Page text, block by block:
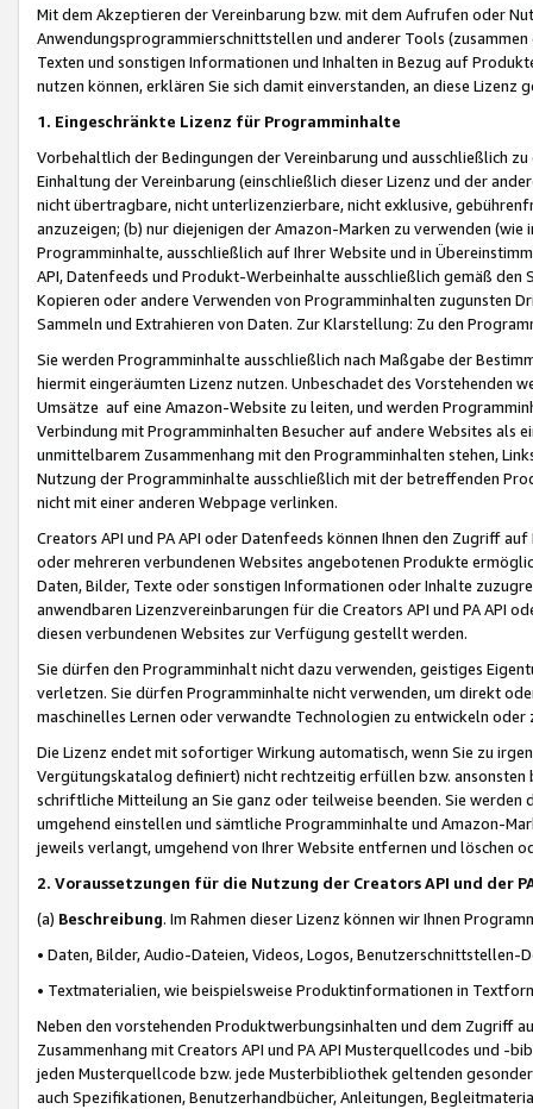
Mit dem Akzeptieren der Vereinbarung bzw. mit dem Aufrufen oder
Anwendungsprogrammierschnittstellen und anderer Tools (zusammen
Texten und sonstigen Informationen und Inhalten in Bezug auf
nutzen können, erklären Sie sich damit einverstanden, an diese Lizenz
1. Eingeschränkte Lizenz für Programminhalte
Vorbehaltlich der Bedingungen der Vereinbarung und ausschließlich
Einhaltung der Vereinbarung (einschließlich dieser Lizenz und der
nicht übertragbare, nicht unterlizenzierbare, nicht exklusive,
anzuzeigen; (b) nur diejenigen der Amazon-Marken zu verwenden
Programminhalte, ausschließlich auf Ihrer Website und in
API, Datenfeeds und Produkt-Werbeinhalte ausschließlich gemäß
Kopieren oder andere Verwenden von Programminhalten zugunsten
Sammeln und Extrahieren von Daten. Zur Klarstellung: Zu den
Sie werden Programminhalte ausschließlich nach Maßgabe der
hiermit eingeräumten Lizenz nutzen. Unbeschadet des Vorstehenden
Umsätze auf eine Amazon-Website zu leiten, und werden
Verbindung mit Programminhalten Besucher auf andere Websites als
unmittelbarem Zusammenhang mit den Programminhalten stehen,
Nutzung der Programminhalte ausschließlich mit der betreffenden
nicht mit einer anderen Webpage verlinken.
Creators API und PA API oder Datenfeeds können Ihnen den Zugriff
oder mehreren verbundenen Websites angebotenen Produkte
Daten, Bilder, Texte oder sonstigen Informationen oder Inhalte
anwendbaren Lizenzvereinbarungen für die Creators API und PA API
diesen verbundenen Websites zur Verfügung gestellt werden.
Sie dürfen den Programminhalt nicht dazu verwenden, geistiges
verletzen. Sie dürfen Programminhalte nicht verwenden, um direkt
maschinelles Lernen oder verwandte Technologien zu entwickeln
Die Lizenz endet mit sofortiger Wirkung automatisch, wenn Sie zu
Vergütungskatalog definiert) nicht rechtzeitig erfüllen bzw. ansonsten
schriftliche Mitteilung an Sie ganz oder teilweise beenden. Sie werden
umgehend einstellen und sämtliche Programminhalte und Amazon-
jeweils verlangt, umgehend von Ihrer Website entfernen und löschen
2. Voraussetzungen für die Nutzung der Creators API und der
(a) Beschreibung. Im Rahmen dieser Lizenz können wir Ihnen
• Daten, Bilder, Audio-Dateien, Videos, Logos, Benutzerschnittstellen-
• Textmaterialien, wie beispielsweise Produktinformationen in
Neben den vorstehenden Produktwerbungsinhalten und dem Zugriff
Zusammenhang mit Creators API und PA API Musterquellcodes und
jeden Musterquellcode bzw. jede Musterbibliothek geltenden
auch Spezifikationen, Benutzerhandbücher, Anleitungen,